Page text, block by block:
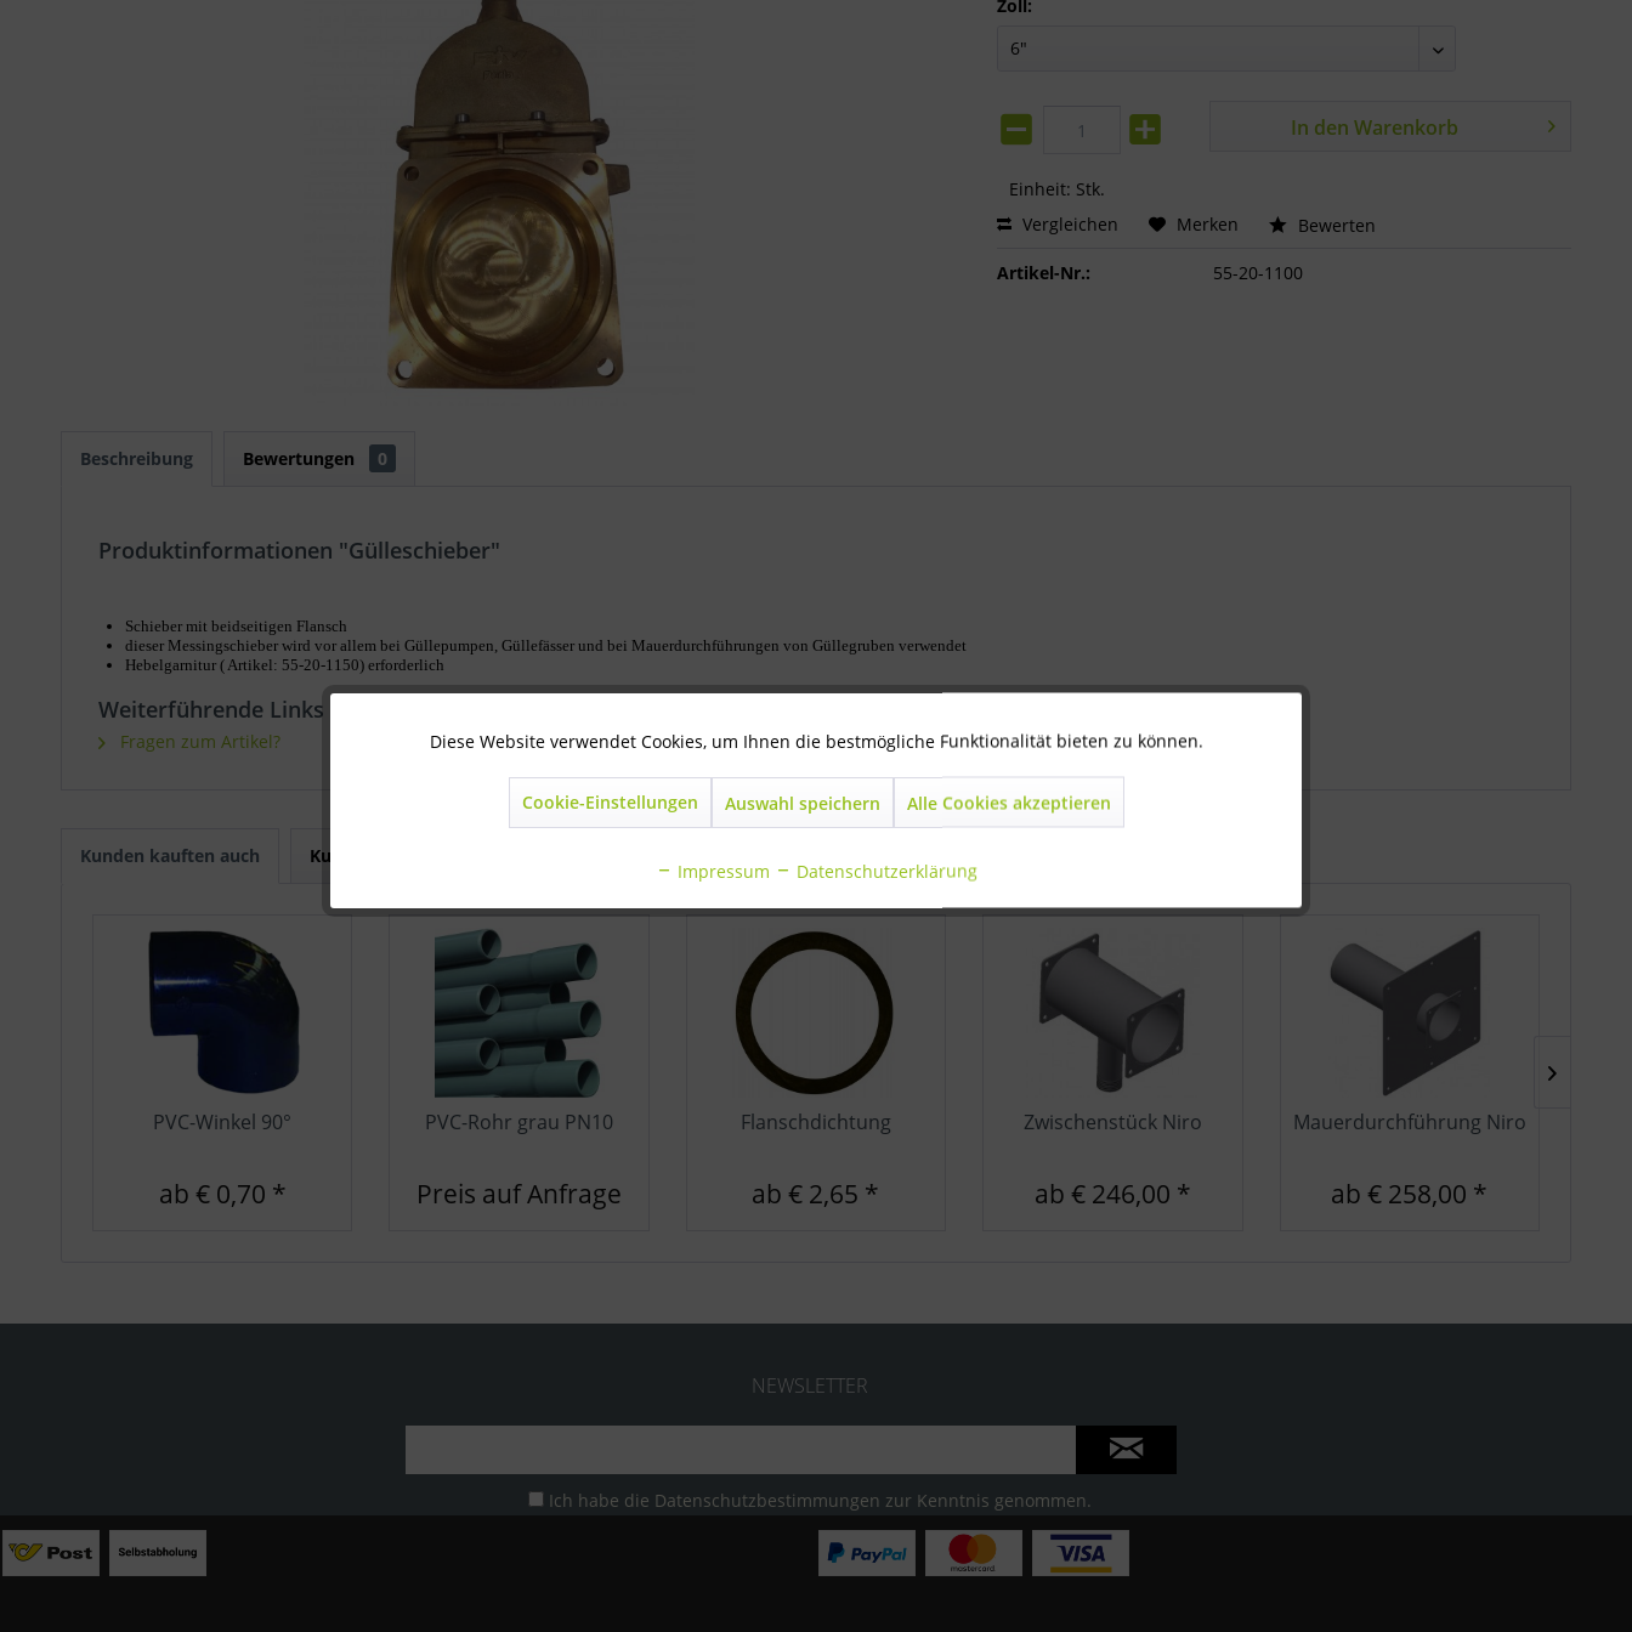
Zoll:
Einheit: Stk.
In den Warenkorb
Vergleichen Merken Bewerten
Artikel-Nr.: 55-20-1100
Beschreibung Bewertungen 0
Produktinformationen "Gülleschieber"
Schieber mit beidseitigen Flansch
dieser Messingschieber wird vor allem bei Güllepumpen, Güllefässer und bei Mauerdurchführungen von Güllegruben verwendet
Hebelgarnitur ( Artikel: 55-20-1150) erforderlich
Weiterführende Links zu "Gülleschieber"
Fragen zum Artikel?
Kunden kauften auch Kunden haben sich ebenfalls angesehen
PVC-Winkel 90°
ab € 0,70 *
PVC-Rohr grau PN10
Preis auf Anfrage
Flanschdichtung
ab € 2,65 *
Zwischenstück Niro
ab € 246,00 *
Mauerdurchführung Niro
ab € 258,00 *
NEWSLETTER
Ich habe die Datenschutzbestimmungen zur Kenntnis genommen.
Technisch notwendig Aktiv
Diese Website verwendet Cookies, um Ihnen die bestmögliche Funktionalität bieten zu können.
Cookie-Einstellungen Auswahl speichern Alle Cookies akzeptieren
Impressum Datenschutzerklärung